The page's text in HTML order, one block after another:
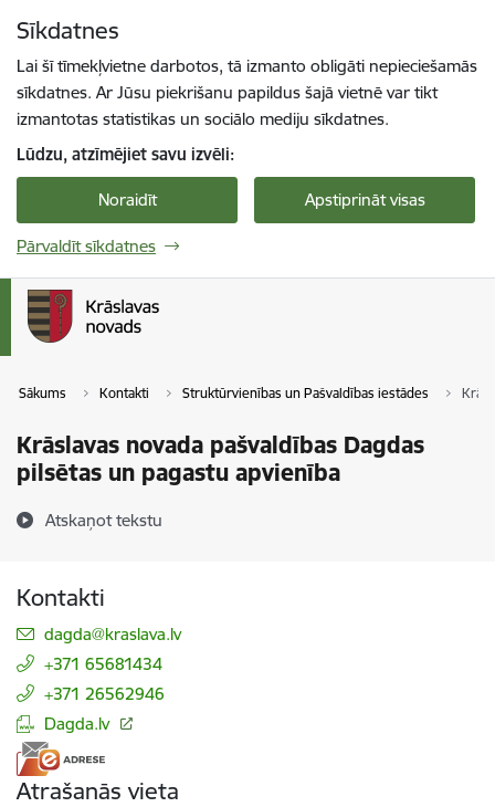
Sīkdatnes
Lai šī tīmekļvietne darbotos, tā izmanto obligāti nepieciešamās
sīkdatnes. Ar Jūsu piekrišanu papildus šajā vietnē var tikt
izmantotas statistikas un sociālo mediju sīkdatnes.
Lūdzu, atzīmējiet savu izvēli:
Noraidīt Apstiprināt visas
Pārvaldīt sīkdatnes
Sākums Kontakti Struktūrvienības un Pašvaldības iestādes
Krāslavas novada pašvaldības Dagdas
pilsētas un pagastu apvienība
Atskaņot tekstu
Kontakti
E-pasts:
dagda@kraslava.lv
+371 65681434
+371 26562946
Dagda.lv
Atrašanās vieta